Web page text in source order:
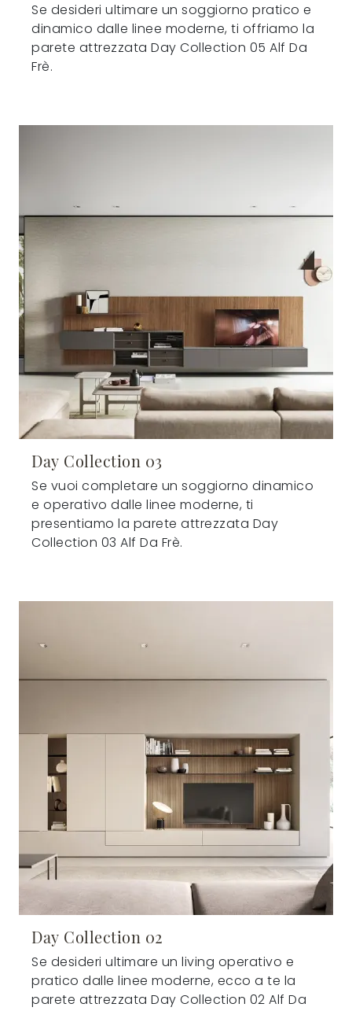
Se desideri ultimare un soggiorno pratico e
dinamico dalle linee moderne, ti offriamo la
parete attrezzata Day Collection 05 Alf Da
Frè.
Day Collection 03
Se vuoi completare un soggiorno dinamico
e operativo dalle linee moderne, ti
presentiamo la parete attrezzata Day
Collection 03 Alf Da Frè.
Day Collection 02
Se desideri ultimare un living operativo e
pratico dalle linee moderne, ecco a te la
parete attrezzata Day Collection 02 Alf Da